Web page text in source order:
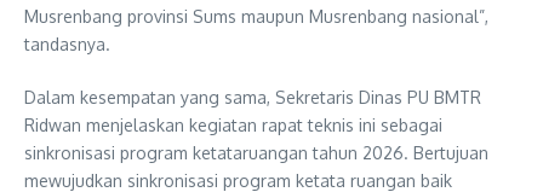
Musrenbang provinsi Sums maupun Musrenbang nasional”,
tandasnya.
Dalam kesempatan yang sama, Sekretaris Dinas PU BMTR
Ridwan menjelaskan kegiatan rapat teknis ini sebagai
sinkronisasi program ketataruangan tahun 2026. Bertujuan
mewujudkan sinkronisasi program ketata ruangan baik